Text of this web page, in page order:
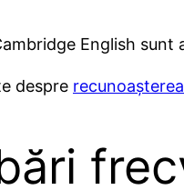
English
despre